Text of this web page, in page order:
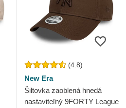
(4.8)
New Era
Šiltovka zaoblená hnedá
nastaviteľný 9FORTY League